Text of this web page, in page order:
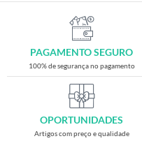
Gaming
Acessórios gaming
Cadeiras gaming
Merchandising
PAGAMENTO SEGURO
100% de segurança no pagamento
OPORTUNIDADES
Artigos com preço e qualidade